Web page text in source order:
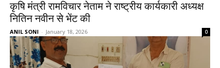
कृषि मंत्री रामविचार नेताम ने राष्ट्रीय कार्यकारी अध्यक्ष
नितिन नवीन से भेंट की
ANIL SONI - January 18, 2026 0